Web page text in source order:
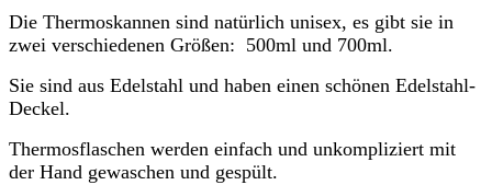
Die Thermoskannen sind natürlich unisex, es gibt sie in
zwei verschiedenen Größen: 500ml und 700ml.
Sie sind aus Edelstahl und haben einen schönen Edelstahl-
Deckel.
Thermosflaschen werden einfach und unkompliziert mit
der Hand gewaschen und gespült.